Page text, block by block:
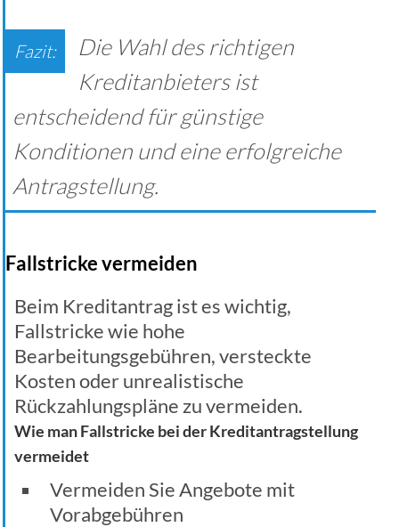
Die Wahl des richtigen
Kreditanbieters ist
entscheidend für günstige
Konditionen und eine erfolgreiche
Antragstellung.
Fallstricke vermeiden
Beim Kreditantrag ist es wichtig,
Fallstricke wie hohe
Bearbeitungsgebühren, versteckte
Kosten oder unrealistische
Rückzahlungspläne zu vermeiden.
Wie man Fallstricke bei der Kreditantragstellung
vermeidet
Vermeiden Sie Angebote mit
Vorabgebühren